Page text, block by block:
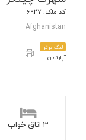
کد ملک: 6927
Afghanistan
لیگ برتر
آپارتمان